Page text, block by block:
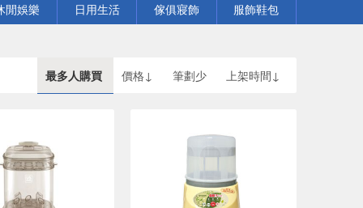
閒娛樂 日用生活 傢俱寢飾 服飾鞋包
最多人購買 價格↓ 筆劃少 上架時間↓